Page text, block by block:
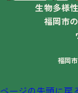
生物多様
福岡市
福岡